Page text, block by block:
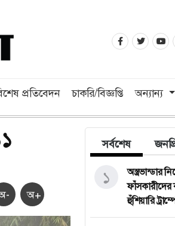
প্রতিবেদন চাকরি/বিজ্ঞপ্তি অন্যান্য
অ+
সর্বশেষ
অস্ত্রভান্ডার
ফাঁসকারীদের
হুঁশিয়ারি
১